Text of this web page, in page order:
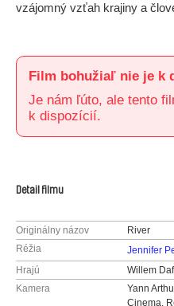
vzájomný vzťah krajiny a
Film bohužiaľ nie je k
Je nám ľúto, ale tento
k dispozícií.
Detail filmu
Originálny názov
River
Réžia
Jennifer
Hrajú
Willem
Kamera
Yann
Cinema,